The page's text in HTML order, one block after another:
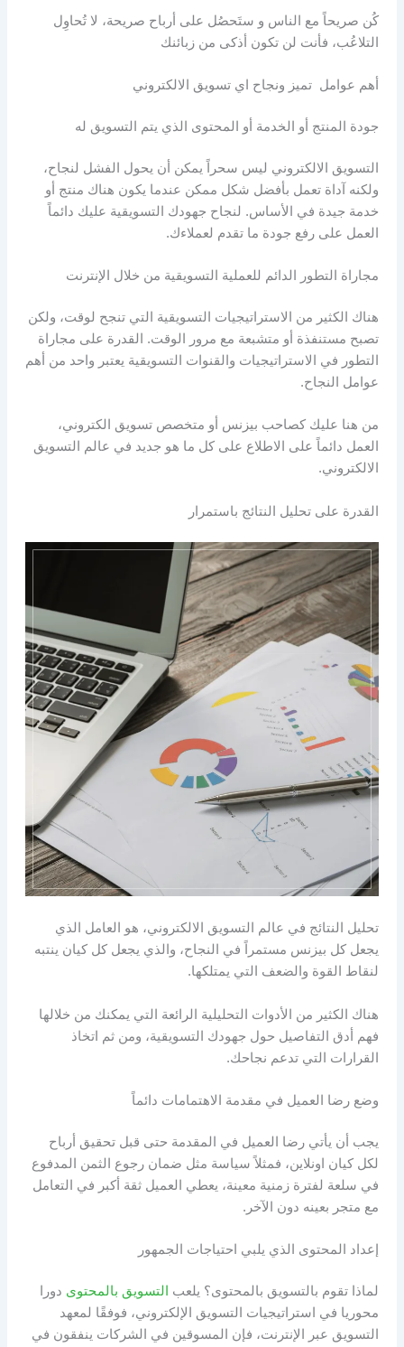
كُن صريحاً مع الناس و ستَحصُل على أرباح صريحة، لا تُحاوِل
التلاعُب، فأنت لن تكون أذكى من زبائنك
أهم عوامل تميز ونجاح اي تسويق الالكتروني
جودة المنتج أو الخدمة أو المحتوى الذي يتم التسويق له
التسويق الالكتروني ليس سحراً يمكن أن يحول الفشل لنجاح،
ولكنه آداة تعمل بأفضل شكل ممكن عندما يكون هناك منتج أو
خدمة جيدة في الأساس. لنجاح جهودك التسويقية عليك دائماً
العمل على رفع جودة ما تقدم لعملاءك.
مجاراة التطور الدائم للعملية التسويقية من خلال الإنترنت
هناك الكثير من الاستراتيجيات التسويقية التي تنجح لوقت، ولكن
تصبح مستنفذة أو متشبعة مع مرور الوقت. القدرة على مجاراة
التطور في الاستراتيجيات والقنوات التسويقية يعتبر واحد من أهم
عوامل النجاح.
من هنا عليك كصاحب بيزنس أو متخصص تسويق الكتروني،
العمل دائماً على الاطلاع على كل ما هو جديد في عالم التسويق
الالكتروني.
القدرة على تحليل النتائج باستمرار
تحليل النتائج في عالم التسويق الالكتروني، هو العامل الذي
يجعل كل بيزنس مستمراً في النجاح، والذي يجعل كل كيان ينتبه
لنقاط القوة والضعف التي يمتلكها.
هناك الكثير من الأدوات التحليلية الرائعة التي يمكنك من خلالها
فهم أدق التفاصيل حول جهودك التسويقية، ومن ثم اتخاذ
القرارات التي تدعم نجاحك.
وضع رضا العميل في مقدمة الاهتمامات دائماً
يجب أن يأتي رضا العميل في المقدمة حتى قبل تحقيق أرباح
لكل كيان اونلاين، فمثلاً سياسة مثل ضمان رجوع الثمن المدفوع
في سلعة لفترة زمنية معينة، يعطي العميل ثقة أكبر في التعامل
مع متجر بعينه دون الآخر.
إعداد المحتوى الذي يلبي احتياجات الجمهور
لماذا تقوم بالتسويق بالمحتوى؟ يلعب التسويق بالمحتوى دورا
محوريا في استراتيجيات التسويق الإلكتروني، فوفقًا لمعهد
التسويق عبر الإنترنت، فإن المسوقين في الشركات ينفقون في